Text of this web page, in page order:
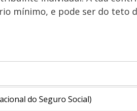
mínimo, e pode ser do teto
do Seguro Social)